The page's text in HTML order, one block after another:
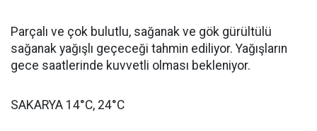
Parçalı ve çok bulutlu, sağanak ve gök gürültülü
sağanak yağışlı geçeceği tahmin ediliyor. Yağışların
gece saatlerinde kuvvetli olması bekleniyor.
SAKARYA 14°C, 24°C